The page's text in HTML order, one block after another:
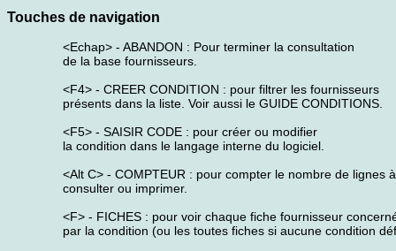
Touches de navigation
<Echap> - ABANDON : Pour terminer la consultation
de la base fournisseurs.
<F4> - CREER CONDITION : pour filtrer les fournisseurs
présents dans la liste. Voir aussi le GUIDE CONDITIONS.
<F5> - SAISIR CODE : pour créer ou modifier
la condition dans le langage interne du logiciel.
<Alt C> - COMPTEUR : pour compter le nombre de lignes à
consulter ou imprimer.
<F> - FICHES : pour voir chaque fiche fournisseur
par la condition (ou les toutes fiches si aucune condition